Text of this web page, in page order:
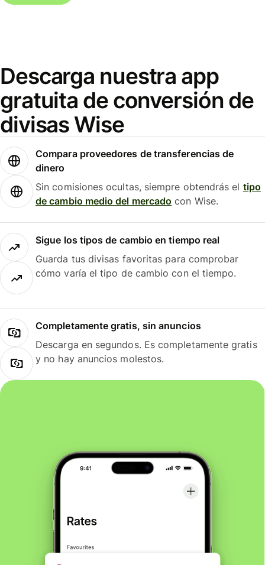
Descarga nuestra app
gratuita de conversión de
divisas Wise
Compara proveedores de transferencias de
dinero
Sin comisiones ocultas, siempre obtendrás el tipo
de cambio medio del mercado con Wise.
Sigue los tipos de cambio en tiempo real
Guarda tus divisas favoritas para comprobar
cómo varía el tipo de cambio con el tiempo.
Completamente gratis, sin anuncios
Descarga en segundos. Es completamente gratis
y no hay anuncios molestos.